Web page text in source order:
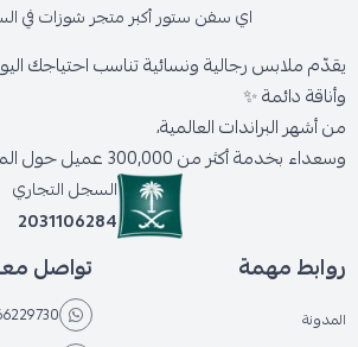
اي سفن ستور أكبر متجر شوزات في
يقدّم ملابس رجالية ونسائية تناسب احتياجك
وأناقة دائمة ✨
من أشهر البراندات العالمية،
وسعداء بخدمة أكثر من 300,000 عميل حول المملكة.
السجل التجاري
2031106284
روابط مهمة
المدونة
تواصل